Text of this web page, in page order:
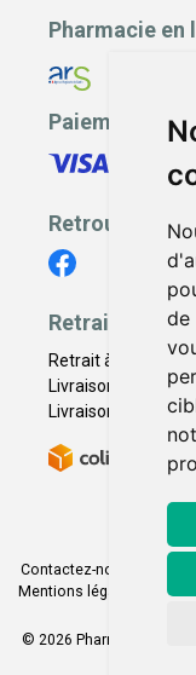
de
Pharmacie en
Paiement
Retrouvez-
Retrait -
Retrait à la
Livraison en Point
Livraison à domicile
Contactez-nous
Mentions légales
© 2026 Pharmacie